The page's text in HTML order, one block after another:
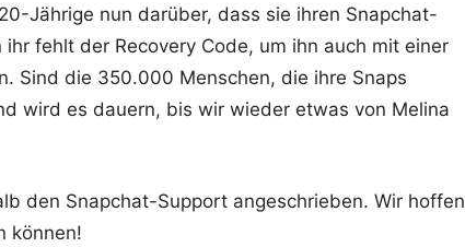
Jährige nun darüber, dass sie ihren Snapchat-
fehlt der Recovery Code, um ihn auch mit einer
Sind die 350.000 Menschen, die ihre Snaps
wird es dauern, bis wir wieder etwas von Melina
den Snapchat-Support angeschrieben. Wir hoffen
können!